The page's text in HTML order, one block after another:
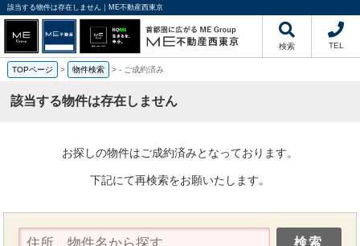
該当する物件は存在しません｜ME不動産西東京
検索 TEL
TOPページ > 物件検索 >- ご成約済み
該当する物件は存在しません
お探しの物件はご成約済みとなっております。
下記にて再検索をお願いたします。